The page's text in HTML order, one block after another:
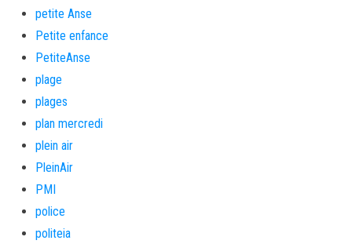
petite Anse
Petite enfance
PetiteAnse
plage
plages
plan mercredi
plein air
PleinAir
PMI
police
politeia